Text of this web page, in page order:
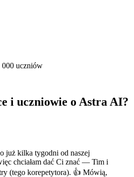
000 uczniów
i uczniowie o Astra AI?
już kilka tygodni od naszej
chciałam dać Ci znać — Tim i
(tego korepetytora). 👍 Mówią,